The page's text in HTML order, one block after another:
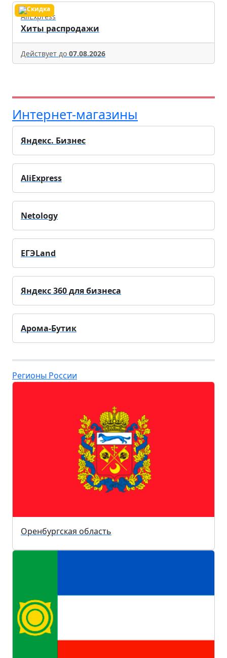
AliExpress
Хиты распродажи
Действует до 07.08.2026
Интернет-магазины
Яндекс. Бизнес
AliExpress
Netology
ЕГЭLand
Яндекс 360 для бизнеса
Арома-Бутик
Регионы России
Оренбургская область